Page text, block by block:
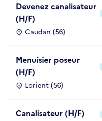
Devenez canalisateur
(H/F)
Caudan (56)
Menuisier poseur
(H/F)
Lorient (56)
Canalisateur (H/F)